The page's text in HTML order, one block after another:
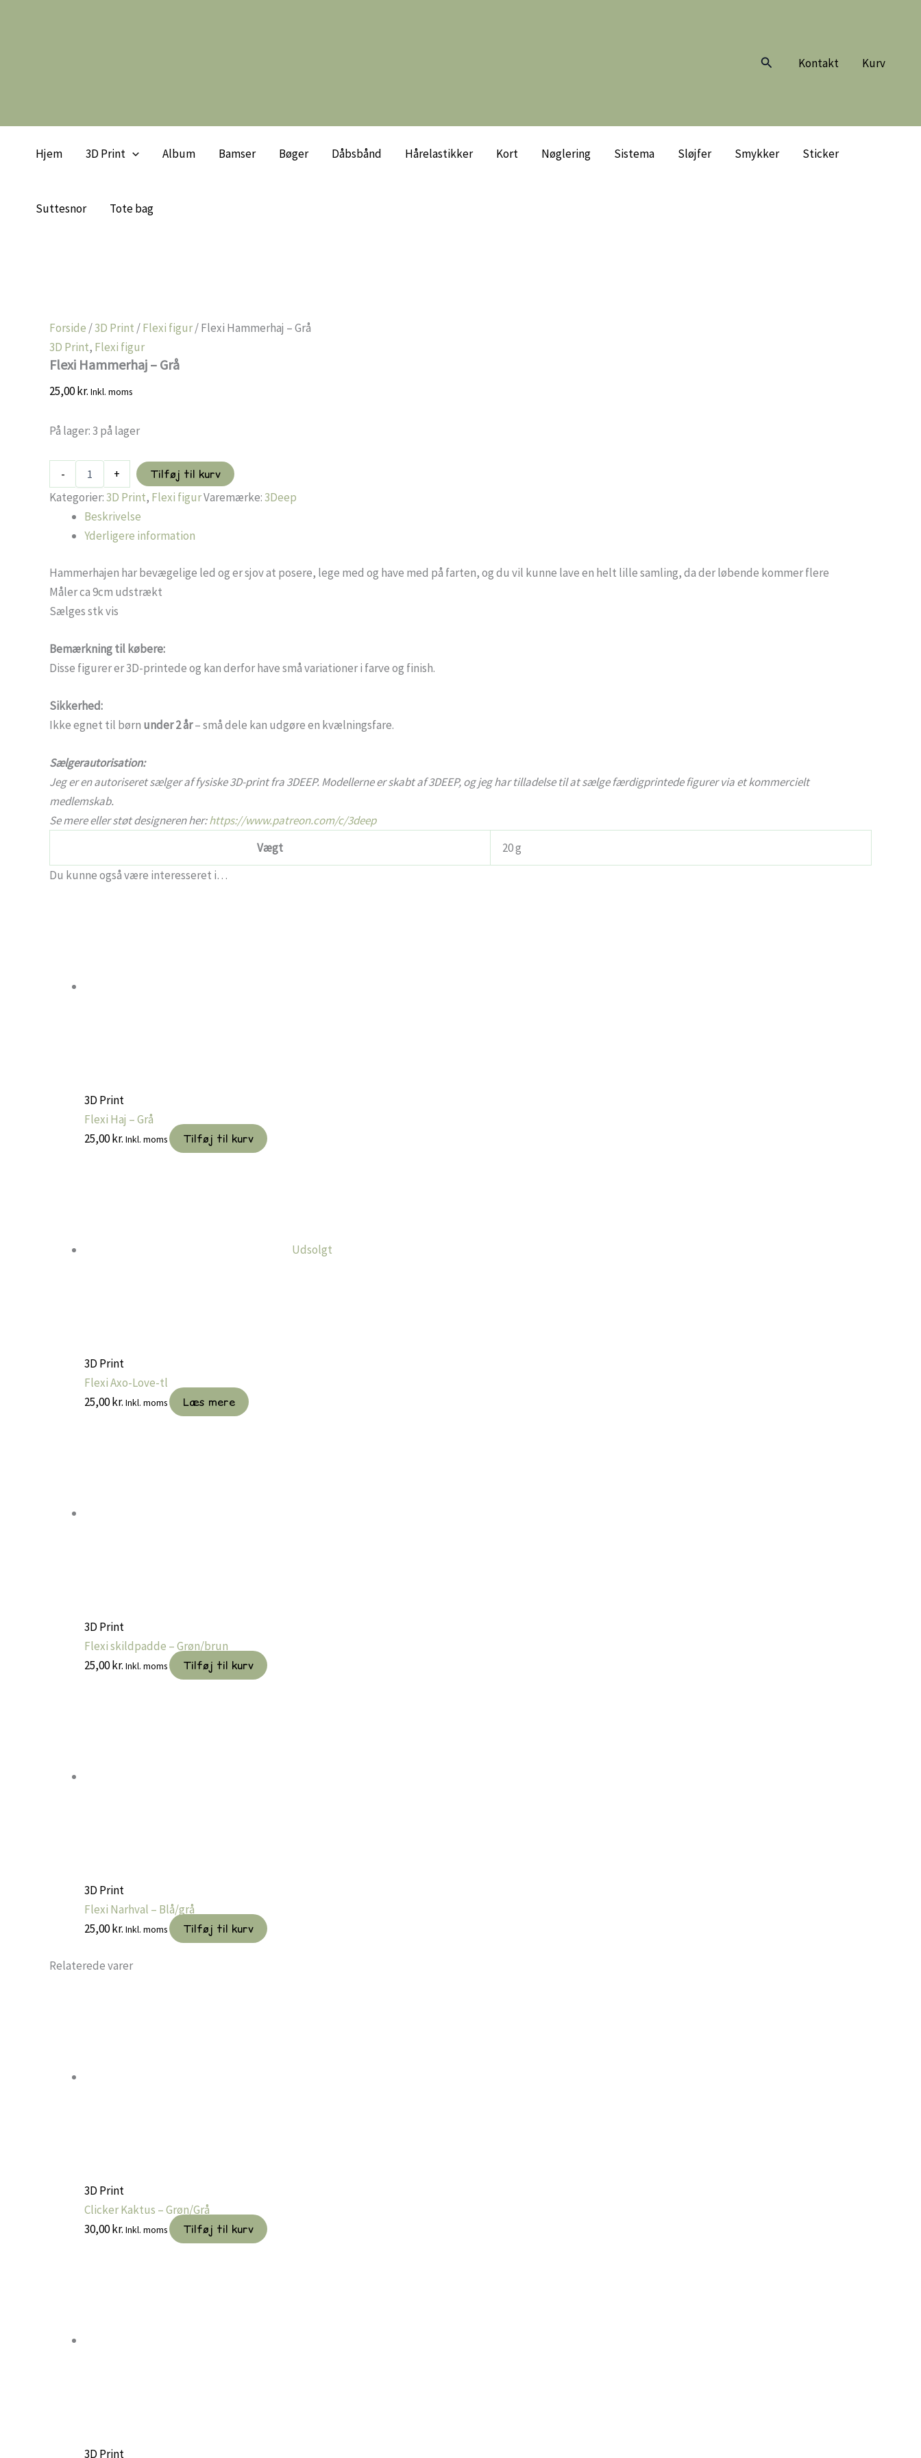
Søg Kontakt Kurv
Hjem 3D Print Album Bamser Bøger Dåbsbånd Hårelastikker Kort Nøglering Sistema Sløjfer Smykker Sticker
Suttesnor Tote bag
Forside /3D Print /Flexi figur/ Flexi Hammerhaj – Grå
3D Print, Flexi figur
Flexi Hammerhaj – Grå
25,00kr. Inkl. moms
På lager:3 på lager
-
Hammerhaj
-
+
Tilføj til kurv
Kategorier:3D Print, Flexi figurVaremærke:3Deep
Beskrivelse
Yderligere information
Hammerhajen har bevægelige led og er sjov at posere, lege med og have med på farten, og du vil kunne lave en helt lille samling, da der løbende kommer flere
Måler ca 9cm udstrækt
Sælges stk vis
Bemærkning til købere:
Disse figurer er 3D-printede og kan derfor have små variationer i farve og finish.
Sikkerhed:
Ikke egnet til børn under 2 år– små dele kan udgøre en kvælningsfare.
Sælgerautorisation:
Jeg er en autoriseret sælger af fysiske 3D-print fra 3DEEP. Modellerne er skabt af 3DEEP, og jeg har tilladelse til at sælge færdigprintede figurer via et kommercielt
medlemskab.
Se mere eller støt designeren her:https://www.patreon.com/c/3deep
Vægt
20 g
Du kunne også være interesseret i…
3D Print
Flexi Haj – Grå
25,00kr. Inkl. moms Tilføj til kurv
Udsolgt
3D Print
Flexi Axo-Love-tl
25,00kr. Inkl. moms Læs mere
3D Print
Flexi skildpadde – Grøn/brun
25,00kr. Inkl. moms Tilføj til kurv
3D Print
Flexi Narhval – Blå/grå
25,00kr. Inkl. moms Tilføj til kurv
Relaterede varer
3D Print
Clicker Kaktus – Grøn/Grå
30,00kr. Inkl. moms Tilføj til kurv
3D Print